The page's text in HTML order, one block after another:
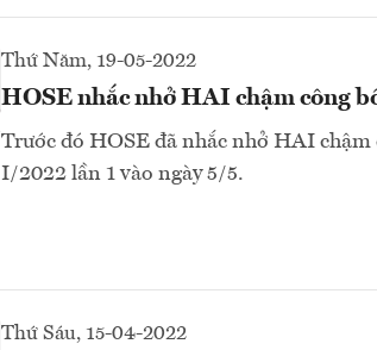
Thứ Năm, 19-05-2022
HOSE nhắc nhở HAI chậm công
Trước đó HOSE đã nhắc nhở HAI
I/2022 lần 1 vào ngày 5/5.
Thứ Sáu, 15-04-2022